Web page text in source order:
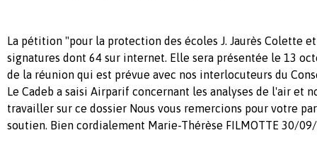
La pétition "pour la protection des écoles J. Jaurès Colette
signatures dont 64 sur internet. Elle sera présentée le 13
de la réunion qui est prévue avec nos interlocuteurs du
Le Cadeb a saisi Airparif concernant les analyses de l'air et
travailler sur ce dossier Nous vous remercions pour votre
soutien. Bien cordialement Marie-Thérèse FILMOTTE 30/